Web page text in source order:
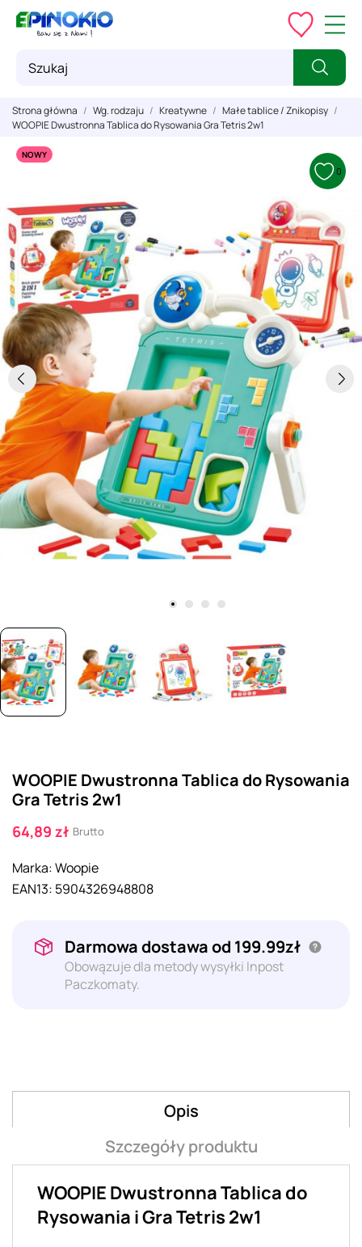
Strona główna Wg. rodzaju Kreatywne
Małe tablice / Znikopisy
WOOPIE Dwustronna Tablica do Rysowania Gra Tetris 2w1
NOWY
0
WOOPIE Dwustronna Tablica do Rysowania
Gra Tetris 2w1
64,89 zł Brutto
Marka:Woopie
EAN13: 5904326948808
Darmowa dostawa od 199.99zł
Obowązuje dla metody wysyłki Inpost
Paczkomaty.
Opis
Szczegóły produktu
WOOPIE Dwustronna Tablica do
Rysowania i Gra Tetris 2w1